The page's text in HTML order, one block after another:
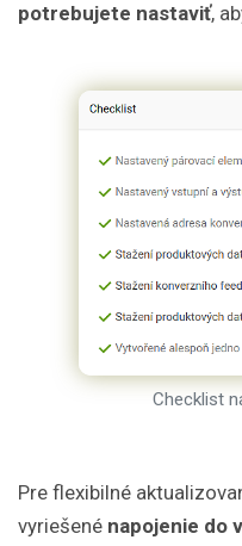
potrebujete nastaviť,
Checklist
Pre flexibilné
vyriešené napojenie do